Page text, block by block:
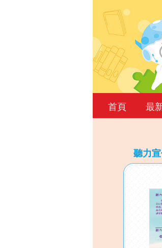
首頁 最
聽力